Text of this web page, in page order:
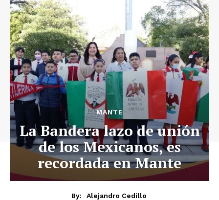
MANTE
La Bandera lazo de unión
de los Mexicanos, es
recordada en Mante
By:
Alejandro Cedillo